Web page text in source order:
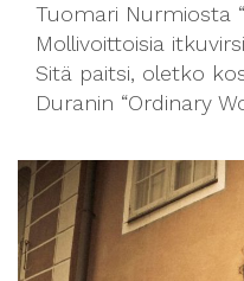
Tuomari Nurmiosta
Mollivoittoisia
Sitä paitsi, oletko
Duranin “Ordinary